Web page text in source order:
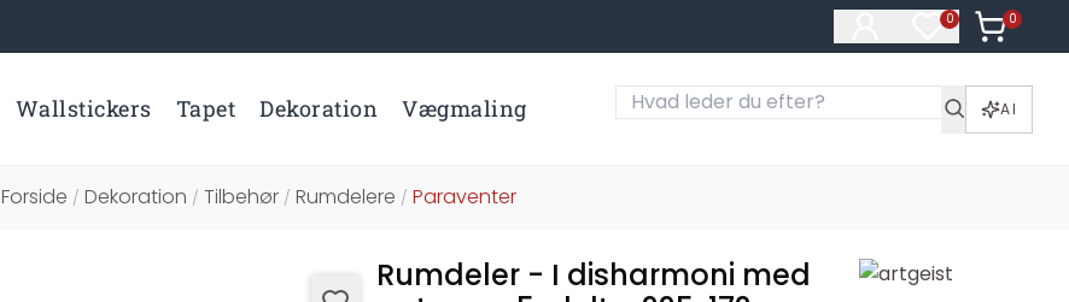
0
Varer på
0
Varer i
Wallstickers Tapet Dekoration Vægmaling AI
Forside / Dekoration / Tilbehør/ Rumdelere / Paraventer
Rumdeler - I disharmoni med